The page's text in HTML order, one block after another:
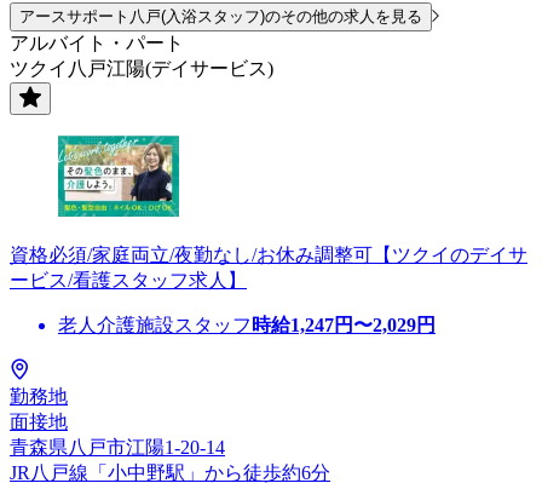
アースサポート八戸(入浴スタッフ)のその他の求人を見る
アルバイト・パート
ツクイ八戸江陽(デイサービス)
資格必須/家庭両立/夜勤なし/お休み調整可【ツクイのデイサ
ービス/看護スタッフ求人】
老人介護施設スタッフ 時給1,247円〜2,029円
勤務地
面接地
青森県八戸市江陽1-20-14
JR八戸線「小中野駅」から徒歩約6分